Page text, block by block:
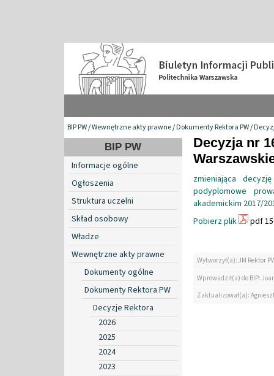
BIP PW/Wewnętrzne akty prawne/Dokumenty Rektora PW/
BIP PW
Informacje ogólne
Ogłoszenia
Struktura uczelni
Skład osobowy
Władze
Wewnętrzne akty prawne
Dokumenty ogólne
Dokumenty Rektora PW
Decyzje Rektora
2026
2025
2024
2023
Decyzja nr
zmieniająca
podyplomowe
akademickim 2017/
Pobierz plik
pdf
Wytworzył(a): JM Rektor
Wprowadził(a) do BIP:
Zaktualizował(a):